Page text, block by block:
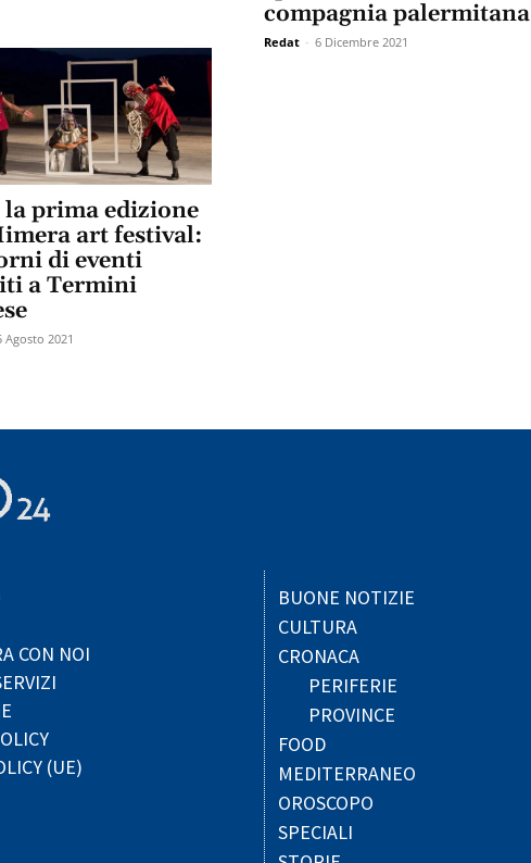
compagnia palermitana
Redat - 6 Dicembre 2021
la prima edizione
art festival:
di eventi
a Termini
Agosto 2021
CON NOI
(UE)
BUONE NOTIZIE
CULTURA
CRONACA
PERIFERIE
PROVINCE
FOOD
MEDITERRANEO
OROSCOPO
SPECIALI